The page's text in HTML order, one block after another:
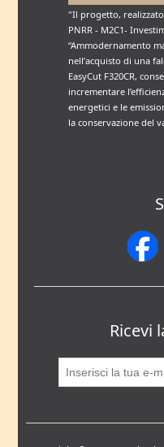
"Il progetto,
PNRR - M2C1-
“Ammodernamento
nell’acquisto di una
EasyCut F320CR,
incrementare
energetici e le
la conservazione del
Ricevi